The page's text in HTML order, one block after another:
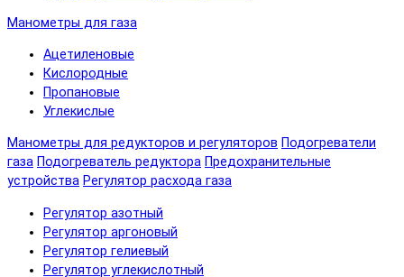
Манометры для газа
Ацетиленовые
Кислородные
Пропановые
Углекислые
Манометры для редукторов и регуляторов Подогреватели
газа Подогреватель редуктора Предохранительные
устройства Регулятор расхода газа
Регулятор азотный
Регулятор аргоновый
Регулятор гелиевый
Регулятор углекислотный